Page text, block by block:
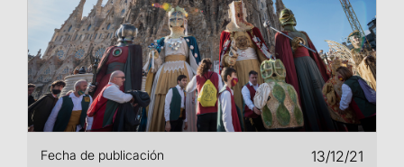
Fecha de publicación
13/12/21